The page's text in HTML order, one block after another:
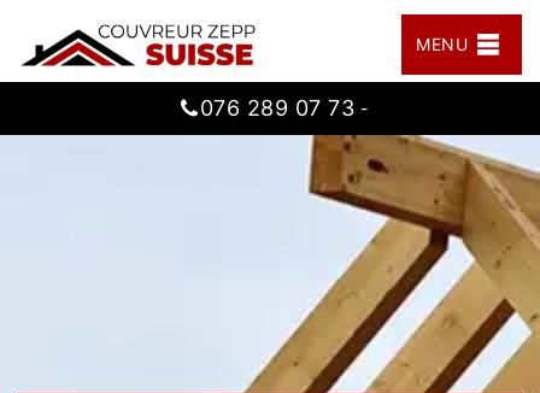
MENU
076 289 07 73 -